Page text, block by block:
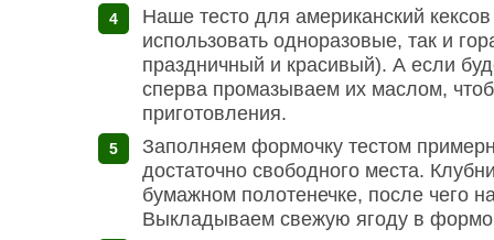
Наше тесто для американский
использовать одноразовые, так и
праздничный и красивый). А если
сперва промазываем их маслом,
приготовления.
Заполняем формочку тестом
достаточно свободного места.
бумажном полотенечке, после чего
Выкладываем свежую ягоду в